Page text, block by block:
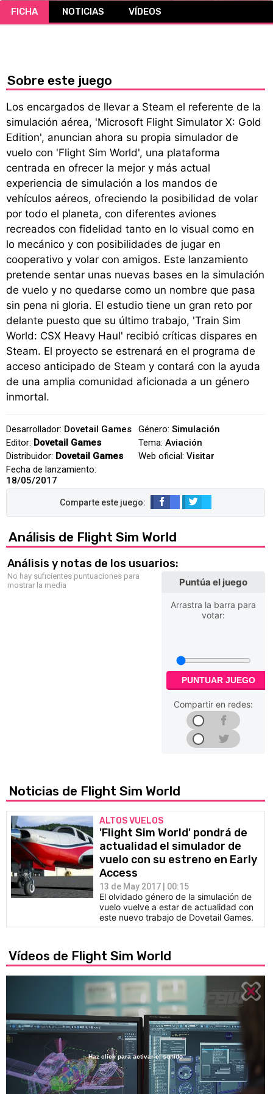
FICHA NOTICIAS VÍDEOS
Sobre este juego
Los encargados de llevar a Steam el referente de la
simulación aérea, 'Microsoft Flight Simulator X: Gold
Edition', anuncian ahora su propia simulador de
vuelo con 'Flight Sim World', una plataforma
centrada en ofrecer la mejor y más actual
experiencia de simulación a los mandos de
vehículos aéreos, ofreciendo la posibilidad de volar
por todo el planeta, con diferentes aviones
recreados con fidelidad tanto en lo visual como en
lo mecánico y con posibilidades de jugar en
cooperativo y volar con amigos. Este lanzamiento
pretende sentar unas nuevas bases en la simulación
de vuelo y no quedarse como un nombre que pasa
sin pena ni gloria. El estudio tiene un gran reto por
delante puesto que su último trabajo, 'Train Sim
World: CSX Heavy Haul' recibió críticas dispares en
Steam. El proyecto se estrenará en el programa de
acceso anticipado de Steam y contará con la ayuda
de una amplia comunidad aficionada a un género
inmortal.
Desarrollador: Dovetail Games
Editor: Dovetail Games
Distribuidor: Dovetail Games
Fecha de lanzamiento:
18/05/2017
Género: Simulación
Tema: Aviación
Web oficial: Visitar
Análisis de Flight Sim World
Análisis y notas de los usuarios:
No hay suficientes puntuaciones para
mostrar la media
Puntúa el juego
Arrastra la barra para
votar:
PUNTUAR JUEGO
Compartir en redes:
Noticias de Flight Sim World
ALTOS VUELOS
'Flight Sim World' pondrá de
actualidad el simulador de
vuelo con su estreno en Early
Access
13 de May 2017 | 00:15
El olvidado género de la simulación de
vuelo vuelve a estar de actualidad con
este nuevo trabajo de Dovetail Games.
Vídeos de Flight Sim World
Loaded:
19.98%
Haz click para activar el sonido